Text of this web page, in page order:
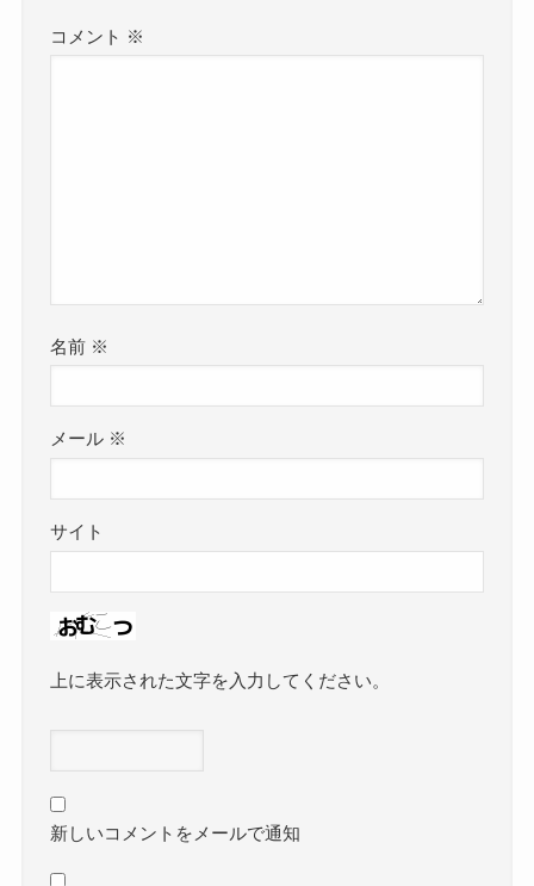
コメント ※
名前 ※
メール ※
サイト
上に表示された文字を入力してください。
新しいコメントをメールで通知